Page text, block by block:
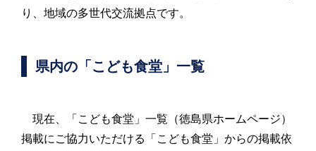
り、地域の多世代交流拠点です。
県内の「こども食堂」一覧
現在、「こども食堂」一覧（徳島県ホームページ）
掲載にご協力いただける「こども食堂」からの掲載依